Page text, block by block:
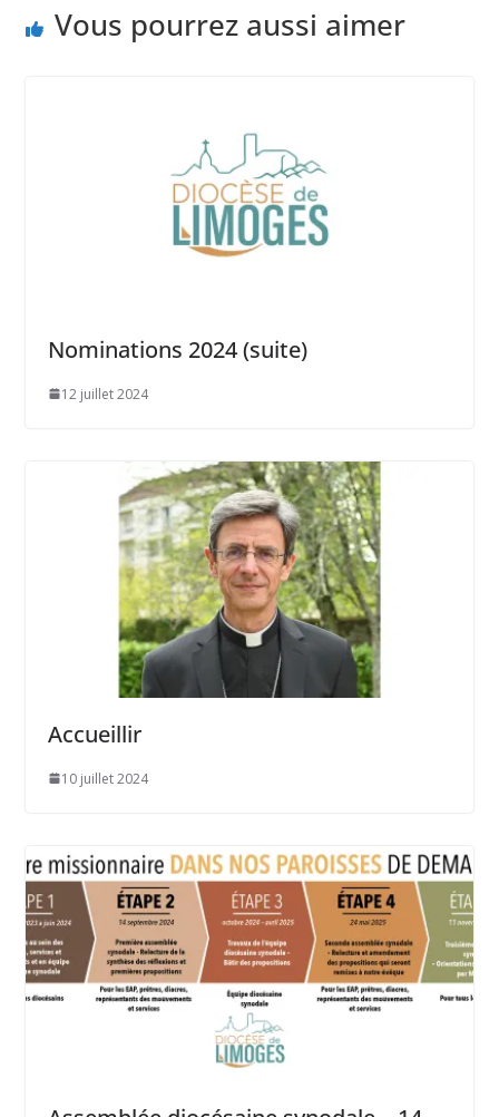
Vous pourrez aussi aimer
Nominations 2024 (suite)
12 juillet 2024
Accueillir
10 juillet 2024